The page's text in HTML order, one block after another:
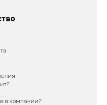
в компании?